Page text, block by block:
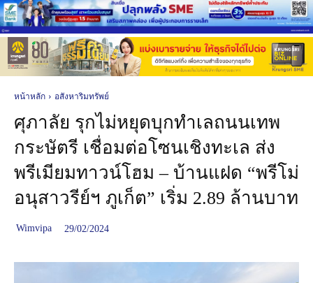
หน้าหลัก อสังหาริมทรัพย์
ศุภาลัย รุกไม่หยุดบุกทำเลถนนเทพ
กระษัตรี เชื่อมต่อโซนเชิงทะเล ส่ง
พรีเมียมทาวน์โฮม – บ้านแฝด “พรีโม่
อนุสาวรีย์ฯ ภูเก็ต” เริ่ม 2.89 ล้านบาท
Wimvipa 29/02/2024